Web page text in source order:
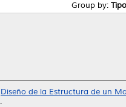
Group by:
Diseño de la Estructura de un